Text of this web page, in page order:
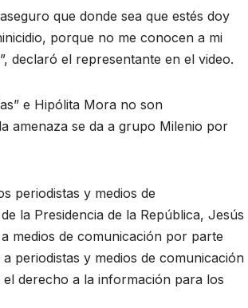
que donde sea que estés doy
porque no me conocen a mi
declaró el representante en el video.
e Hipólita Mora no son
amenaza se da a grupo Milenio por
periodistas y medios de
la Presidencia de la República, Jesús
medios de comunicación por parte
periodistas y medios de comunicación
derecho a la información para los